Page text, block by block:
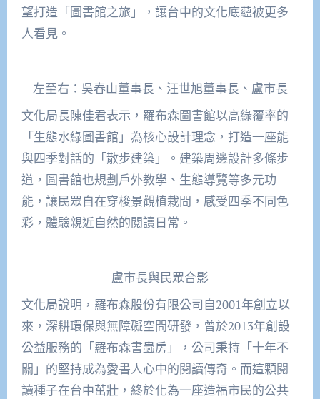
望打造「圖書館之旅」，讓台中的文化底蘊被更多
人看見。
左至右：吳春山董事長、汪世旭董事長、盧市長
文化局長陳佳君表示，羅布森圖書館以高綠覆率的
「生態水綠圖書館」為核心設計理念，打造一座能
與四季對話的「散步建築」。建築周邊設計多條步
道，圖書館也規劃戶外教學、生態導覽等多元功
能，讓民眾自在穿梭景觀植栽間，感受四季不同色
彩，體驗親近自然的閱讀日常。
盧市長與民眾合影
文化局說明，羅布森股份有限公司自2001年創立以
來，深耕環保與無障礙空間研發，曾於2013年創設
公益服務的「羅布森書蟲房」，公司秉持「十年不
關」的堅持成為愛書人心中的閱讀傳奇。而這顆閱
讀種子在台中茁壯，終於化為一座造福市民的公共